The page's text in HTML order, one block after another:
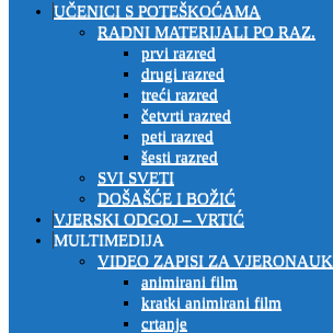
UČENICI S POTEŠKOĆAMA
RADNI MATERIJALI PO RAZ.
prvi razred
drugi razred
treći razred
četvrti razred
peti razred
šesti razred
SVI SVETI
DOŠAŠĆE I BOŽIĆ
VJERSKI ODGOJ – VRTIĆ
MULTIMEDIJA
VIDEO ZAPISI ZA VJERONAUK
animirani film
kratki animirani film
crtanje